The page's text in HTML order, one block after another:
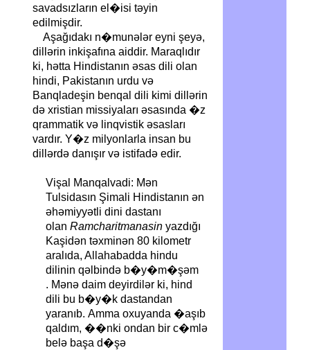
savadsızların el�isi təyin
edilmişdir.
Aşağıdakı n�munələr eyni şeyə,
dillərin inkişafına aiddir. Maraqlıdır
ki, hətta Hindistanın əsas dili olan
hindi, Pakistanın urdu və
Banqladeşin benqal dili kimi dillərin
də xristian missiyaları əsasında �z
qrammatik və linqvistik əsasları
vardır. Y�z milyonlarla insan bu
dillərdə danışır və istifadə edir.
Vişal Manqalvadi: Mən
Tulsidasın Şimali Hindistanın ən
əhəmiyyətli dini dastanı
olan Ramcharitmanasinyazdığı
Kaşidən təxminən 80 kilometr
aralıda, Allahabadda hindu
dilinin qəlbində b�y�m�şəm
. Mənə daim deyirdilər ki, hind
dili bu b�y�k dastandan
yaranıb. Amma oxuyanda �aşıb
qaldım, ��nki ondan bir c�mlə
belə başa d�şə